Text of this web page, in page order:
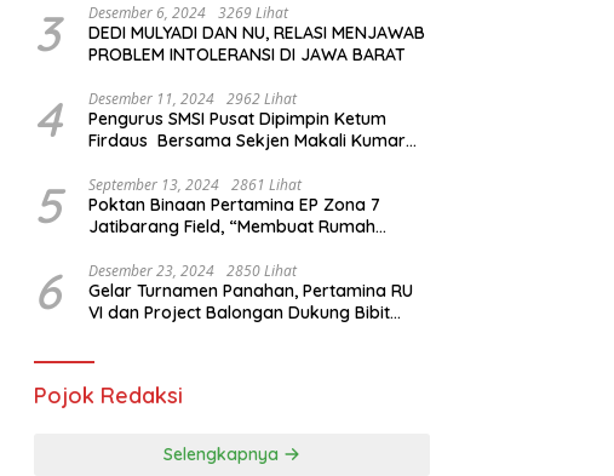
Internasional
3 Desember 6, 2024 3269 Lihat
DEDI MULYADI DAN NU, RELASI MENJAWAB
PROBLEM INTOLERANSI DI JAWA BARAT
4 Desember 11, 2024 2962 Lihat
Pengurus SMSI Pusat Dipimpin Ketum
Firdaus Bersama Sekjen Makali Kumar
Yusuf
5 September 13, 2024 2861 Lihat
Poktan Binaan Pertamina EP Zona 7
Jatibarang Field, “Membuat Rumah
Tikus
6 Desember 23, 2024 2850 Lihat
Gelar Turnamen Panahan, Pertamina RU
VI dan Project Balongan Dukung Bibit
Pojok Redaksi
Selengkapnya